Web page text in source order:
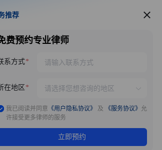
服务推荐
推荐
费预约专业律师
系方式
在地区
我已阅读并同意 《用户隐私协议》 及 《服务协议》 允
许接受更多律师的服务
立即预约